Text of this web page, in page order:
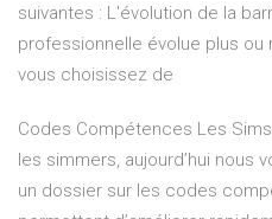
suivantes : L'évolution de la
professionnelle évolue plus ou
vous choisissez de
Codes Compétences Les
les simmers, aujourd’hui
un dossier sur les codes